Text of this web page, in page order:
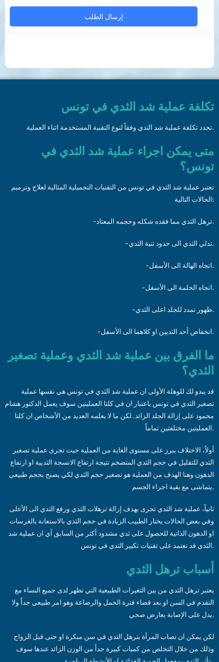
تكلفة عملية شد الثدي في تونس
تحدد تكلفة عملية شد الثدي وفقاً لنوع التقنية المستخدمة اثناء العملية.
متى يمكن اجراء عملية شد الثدي في
تونس؟
تعتبر عملية شد الثدي في تونس من التقنيات التجميلية المثالية لعلاج وترميم
الحالات التالية:
-ترهل الثدي مما فقده شكله وحجمه المعتاد.
-تدلي الثدي الى حدود ثنية الثدي.
-اتجاه الهالة الى الأسفل.
-اتجاه الحلمة الى الأسفل.
-ظهور تمدد للجلد اعلى الثدي.
-انخفاض أحد الثديين او كلاهما الى الأسفل.
ما الفرق بين عملية شد الثدي وعملية تصغير
الثدي؟
قد يبدو لك للوهلة الأولى ان عملية شد الثدي في تونس هي نفسها عملية
تصغير الثدي في تونس باعتبار ان في كلتا العمليتين سوف يعمل الدكتور هشام
محمود على إزالة الجلد الزائد. لكن ما لا يعلمه العديد من الأشخاص ان كلتا
العمليتين مختلفتين تماماً.
أولاً، الاختلاف يبرز على مستوى الغاية من العملية حيث تجرى عملية تصغير
الثدي للتقليل في حجم الثدي المتضخم نتيجة ارتفاع الانسجة الثديية او ارتفاع
الدهون وهنا الهدف من العملية هو تصغير حجم الثدي لكي يصبح بحجم طبيعي
يتماشى مع بقية اجراء الجسم.
ثانياً، عملية شد الثدي تجرى بهدف إزالة ترهلات الثدي ورفع الثدي الى الأعلى
وفي بعض الحالات يختار الطبيب الزيادة في حجم الثدي بالاستعانة بالغرسات
او الدهون الذاتية للحصول على ثدي مشدود أكثر من السابق أي ان عملية شد
الثدي قد تعتمد على تقنيات تكبير الثدي في تونس.
أسباب ترهل الثدي
يعتبر ترهل الثدي من بين التغيرات الطبيعية التي تظهر لدى جميع النساء مع
التقدم في السن او بعد قضاء فترة الحمل والرضاعة وهو امر طبيعي جداً ولا
يدل على الإصابة بعارض صحي.
لكن يمكن ان تصاب المرأة بترهل الثدي في سن مبكرة او حتى قبل الزواج
وذلك من خلال التخلص من كميات كبيرة جداً من الوزن الزائد عندها سوف